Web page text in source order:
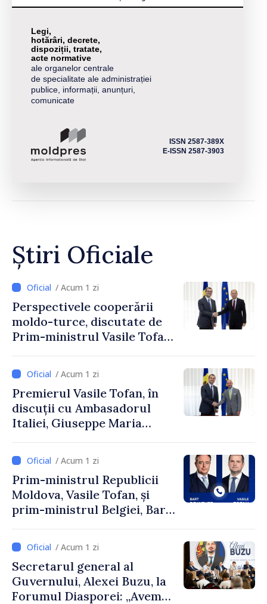
Legi,
hotărâri, decrete,
dispoziții, tratate,
acte normative
ale organelor centrale
de specialitate ale administrației
publice, informații, anunțuri,
comunicate
ISSN 2587-389X
E-ISSN 2587-3903
Știri Oficiale
/ Acum 1 zi
Perspectivele cooperării
moldo-turce, discutate de
Prim-ministrul Vasile Tofan
Uygar Mustafa Sertel
/ Acum 1 zi
Premierul Vasile Tofan, în
discuții cu Ambasadorul
Italiei, Giuseppe Maria
/ Acum 1 zi
Prim-ministrul Republicii
Moldova, Vasile Tofan, și
prim-ministrul Belgiei, Bart
despre parcursul european
al Republicii Moldova.
/ Acum 1 zi
Secretarul general al
Guvernului, Alexei Buzu, la
Forumul Diasporei: „Avem